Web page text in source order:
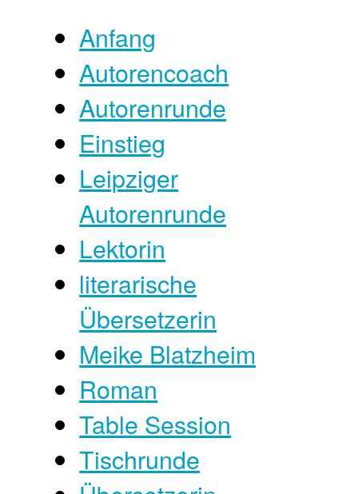
Anfang
Autorencoach
Autorenrunde
Einstieg
Leipziger
Autorenrunde
Lektorin
literarische
Übersetzerin
Meike Blatzheim
Roman
Table Session
Tischrunde